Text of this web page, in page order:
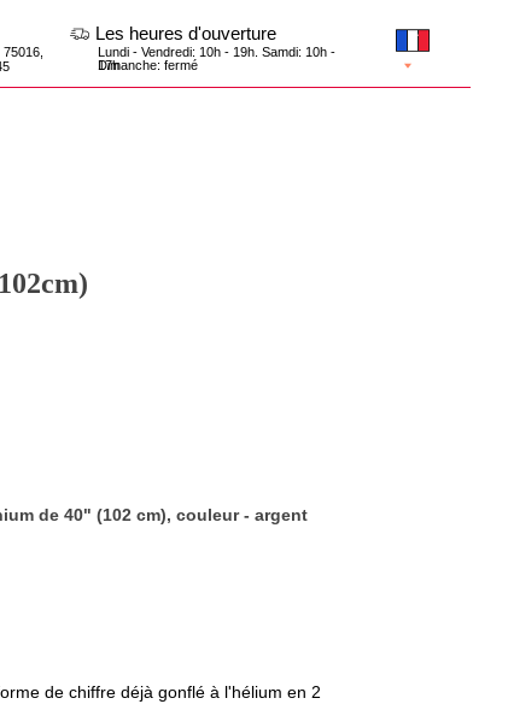
d'ouverture
- Vendredi: 10h - 19h. Samdi: 10h -
fermé
de 40" (102 cm), couleur - argent
de chiffre déjà gonflé à l'hélium en 2